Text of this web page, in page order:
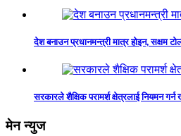
देश बनाउन प्रधानमन्त्री मात्र होइन, सक्षम
सरकारले शैक्षिक परामर्श क्षेत्रलाई नियमन
मेन न्युज